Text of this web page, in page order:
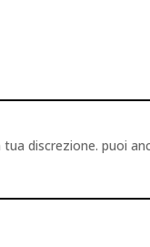
discrezione. puoi